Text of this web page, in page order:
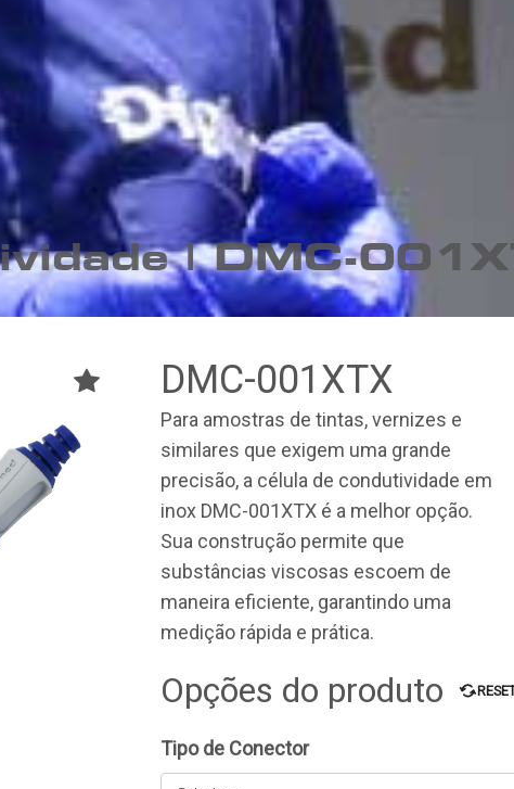
| DMC-
DMC-001XTX
Para amostras de tintas, vernizes e
similares que exigem uma grande
precisão, a célula de condutividade em
inox DMC-001XTX é a melhor opção.
Sua construção permite que
substâncias viscosas escoem de
maneira eficiente, garantindo uma
medição rápida e prática.
Opções do produto
Tipo de Conector